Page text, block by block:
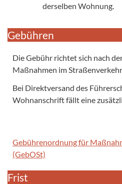
derselben Wohnung.
Gebühren
Die Gebühr richtet sich nach
Maßnahmen im Straßenverkehr
Bei Direktversand des
Wohnanschrift fällt eine
Gebührenordnung für
(GebOSt)
Frist